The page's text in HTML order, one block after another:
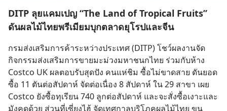
DITP ลุยแคมเปญ “The Land of Tropical Fruits”
ดันผลไม้ไทยพรีเมียมบุกตลาดยุโรปและจีน
กรมส่งเสริมการค้าระหว่างประเทศ (DITP) โชว์ผลงานจัด
กิจกรรมส่งเสริมการขายมะม่วงมหาชนกไทย ร่วมกับห้าง
Costco UK ผลตอบรับสุดปัง คนแห่ชิม ซื้อไม่ขาดสาย ดันยอด
ซื้อ 11 ตันต่อสัปดาห์ จัดต่อเนื่อง 8 สัปดาห์ ใน 29 สาขา เผย
Costco ยังซื้อทุเรียน 740 ลูกต่อสัปดาห์ และจะสั่งซื้อเงาะและ
มังคุดด้วย ส่วนที่เซี่ยงไฮ้ จัดเทศกาลบริโภคผลไม้ไทย ขน